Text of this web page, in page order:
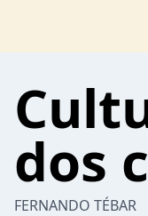
dos
FERNANDO TÉBAR